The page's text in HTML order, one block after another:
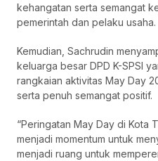
kehangatan serta semangat
pemerintah dan pelaku usaha.
Kemudian, Sachrudin
keluarga besar DPD K-SPSI
rangkaian aktivitas May Day
serta penuh semangat positif.
“Peringatan May Day di Kota
menjadi momentum untuk
menjadi ruang untuk